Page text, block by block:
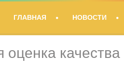
ГЛАВНАЯ НОВОСТИ
оценка качества